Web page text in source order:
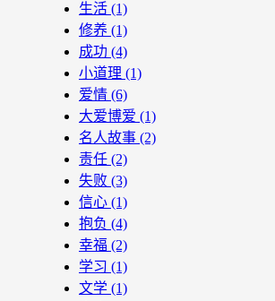
生活 (1)
修养 (1)
成功 (4)
小道理 (1)
爱情 (6)
大爱博爱 (1)
名人故事 (2)
责任 (2)
失败 (3)
信心 (1)
抱负 (4)
幸福 (2)
学习 (1)
文学 (1)